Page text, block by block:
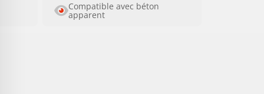
Compatible avec béton
apparent